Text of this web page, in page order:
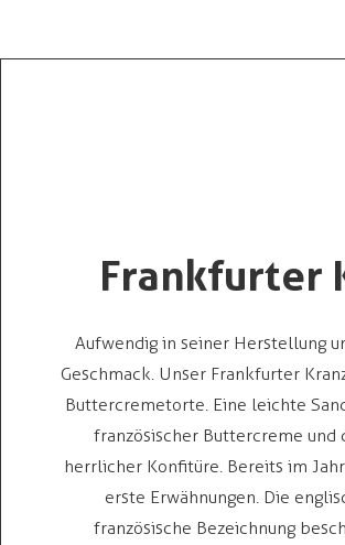
Frankfurter
Aufwendig in seiner Herstellung
Geschmack. Unser Frankfurter
Buttercremetorte. Eine leichte
französischer Buttercreme und
herrlicher Konfitüre. Bereits im
erste Erwähnungen. Die
französische Bezeichnung